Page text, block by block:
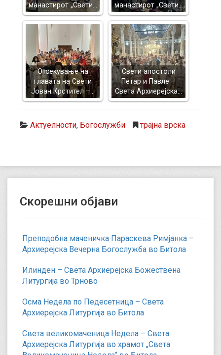
манастирот „Свети…
манастирот „Свети…
Отсекување на
главата на Свети
Јован Крстител –…
Свети апостоли
Петар и Павле –
Света Архиерејска…
Актуелности, Богослужби трајна врска
Скорешни објави
Преподобна маченичка Параскева Римјанка –
Архиерејска Вечерна Богослужба во Битола
Илинден – Света Архиерејска Божествена
Литургија во Трново
Осма Недела по Педесетница – Света
Архиерејска Литургија во Битола
Света великомаченица Недела – Света
Архиерејска Литургија во храмот „Света